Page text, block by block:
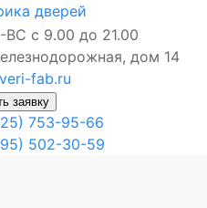
дверей
с 9.00 до 21.00
дом 14
fab.ru
заявку
753-95-66
502-30-59